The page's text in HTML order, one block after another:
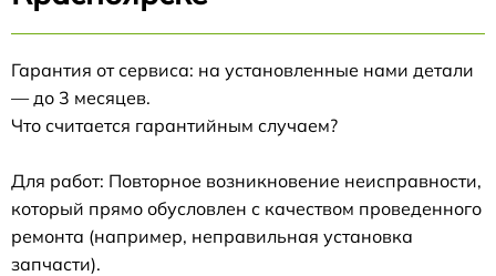
Гарантия от сервиса: на установленные нами детали
— до 3 месяцев.
Что считается гарантийным случаем?
Для работ: Повторное возникновение неисправности,
который прямо обусловлен с качеством проведенного
ремонта (например, неправильная установка
запчасти).